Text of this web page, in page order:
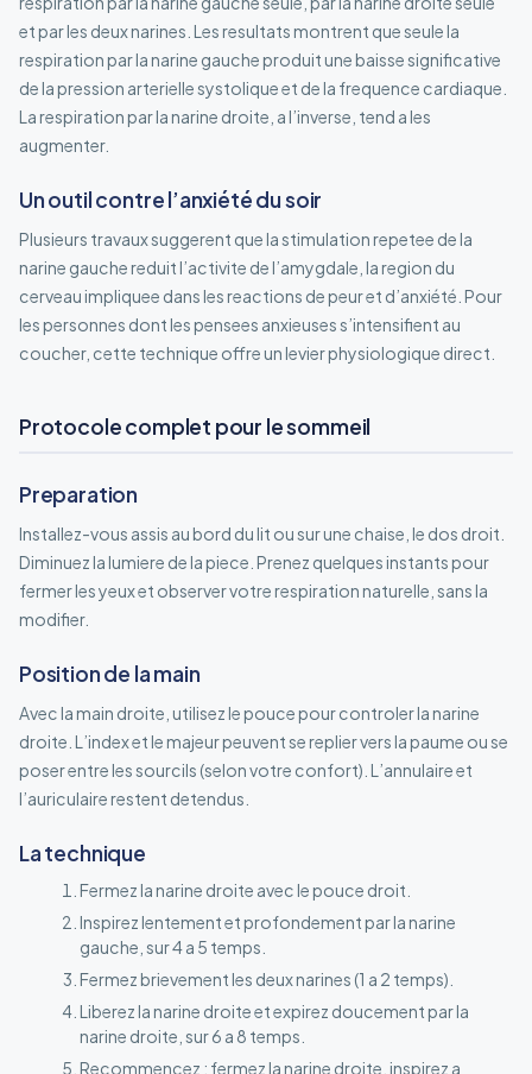
et par les deux narines. Les resultats montrent que seule la
respiration par la narine gauche produit une baisse significative
de la pression arterielle systolique et de la frequence cardiaque.
La respiration par la narine droite, a l’inverse, tend a les
augmenter.
Un outil contre l’anxiété du soir
Plusieurs travaux suggerent que la stimulation repetee de la
narine gauche reduit l’activite de l’amygdale, la region du
cerveau impliquee dans les reactions de peur et d’anxiété. Pour
les personnes dont les pensees anxieuses s’intensifient au
coucher, cette technique offre un levier physiologique direct.
Protocole complet pour le sommeil
Preparation
Installez-vous assis au bord du lit ou sur une chaise, le dos droit.
Diminuez la lumiere de la piece. Prenez quelques instants pour
fermer les yeux et observer votre respiration naturelle, sans la
modifier.
Position de la main
Avec la main droite, utilisez le pouce pour controler la narine
droite. L’index et le majeur peuvent se replier vers la paume ou se
poser entre les sourcils (selon votre confort). L’annulaire et
l’auriculaire restent detendus.
La technique
Fermez la narine droite avec le pouce droit.
Inspirez lentement et profondement par la narine
gauche, sur 4 a 5 temps.
Fermez brievement les deux narines (1 a 2 temps).
Liberez la narine droite et expirez doucement par la
narine droite, sur 6 a 8 temps.
Recommencez : fermez la narine droite, inspirez a